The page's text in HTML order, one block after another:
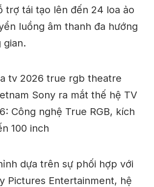
trợ tái tạo lên đến 24 loa ảo
luồng âm thanh đa hướng
gian.
dựa trên sự phối hợp với
Pictures Entertainment, hệ